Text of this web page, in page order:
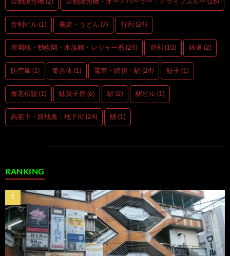
自動販売機 (2) 自動販売機・オートパーラー・ドライブスルー (18)
舎利ビル (1) 蕎麦・うどん (7) 行列 (24)
遊園地・動物園・水族館・レジャー系 (24) 遊郭 (10) 鉄道 (2)
防空壕 (1) 集合体 (1) 電車・踏切・駅 (24) 餃子 (1)
養老伝説 (1) 駄菓子屋 (6) 駅 (2) 駅ビル (1)
高架下・路地裏・地下街 (24) 鰻 (1)
RANKING